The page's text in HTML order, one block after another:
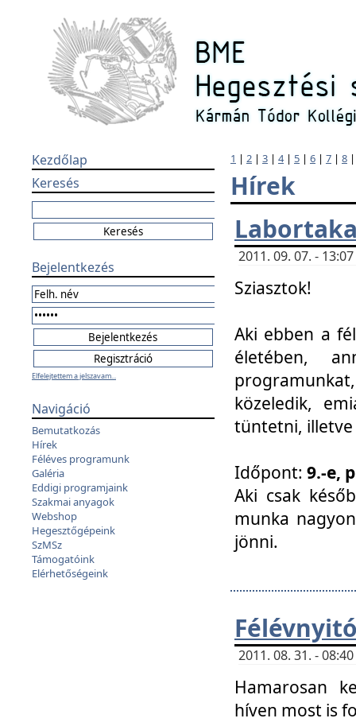
Kezdőlap
Keresés
Bejelentkezés
Elfelejtettem a jelszavam...
Navigáció
Bemutatkozás
Hírek
Féléves programunk
Galéria
Eddigi programjaink
Szakmai anyagok
Webshop
Hegesztőgépeink
SzMSz
Támogatóink
Elérhetőségeink
1 | 2 | 3 | 4| 5 | 6 | 7 | 8
Hírek
2011. 09. 07. -
Sziasztok!
Aki ebben a
életében,
közeledik,
tüntetni, illetve
Időpont: 9.-e,
Aki csak
munka
jönni.
2011. 08. 31. -
Hamarosan
híven most is